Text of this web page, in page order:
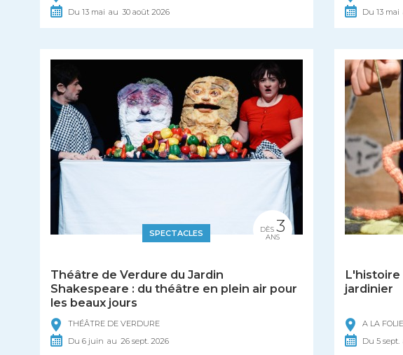
Du 13 mai au 30 août2026
Du 13 mai
SPECTACLES
Théâtre de Verdure du Jardin
Shakespeare : du théâtre en plein air pour
les beaux jours
THÉÂTRE DE VERDURE
Du 6 juin au 26 sept.2026
DÈS 3
ANS
L'histoire
jardinier
A LA
Du 5 sept.